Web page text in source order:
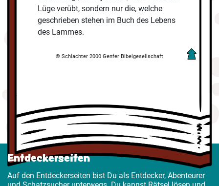
Lüge verübt, sondern nur die, welche
geschrieben stehen im Buch des Lebens
des Lammes.
© Schlachter 2000 Genfer Bibelgesellschaft
Entdeckerseiten
Auf den Entdeckerseiten bist Du als Entdecker, Abenteurer